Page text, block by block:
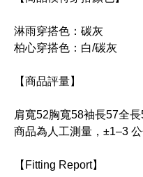
淋雨穿搭色：碳灰
柏心穿搭色：白/碳灰
【商品評量】
肩寬52胸寬58袖長57全
商品為人工測量，±1–3
【Fitting Report】